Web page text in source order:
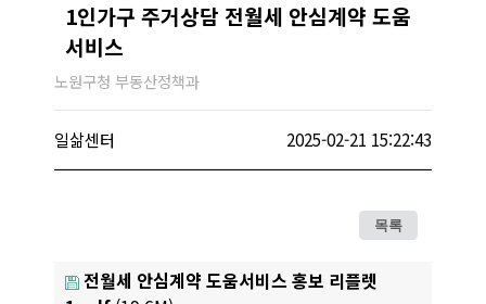
1인가구 주거상담 전월세 안심계약 도움
서비스
노원구청 부동산정책과
일삶센터 2025-02-21 15:22:43
목록
전월세 안심계약 도움서비스 홍보 리플렛